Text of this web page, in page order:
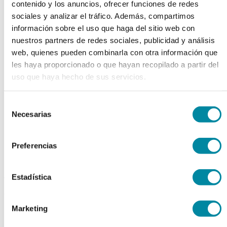
contenido y los anuncios, ofrecer funciones de redes
sociales y analizar el tráfico. Además, compartimos
información sobre el uso que haga del sitio web con
nuestros partners de redes sociales, publicidad y análisis
web, quienes pueden combinarla con otra información que
les haya proporcionado o que hayan recopilado a partir del
uso que haya hecho de sus servicios.
Necesarias
Preferencias
Estadística
Marketing
chevron_right
adquiriendo este producto
CREATINA MONOHIDRATO